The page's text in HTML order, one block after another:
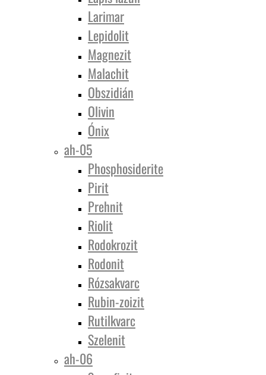
Larimar
Lepidolit
Magnezit
Malachit
Obszidián
Olivin
Ónix
ah-05
Phosphosiderite
Pirit
Prehnit
Riolit
Rodokrozit
Rodonit
Rózsakvarc
Rubin-zoizit
Rutilkvarc
Szelenit
ah-06